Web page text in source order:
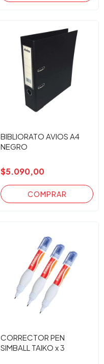
BIBLIORATO AVIOS A4
NEGRO
$5.090,00
CORRECTOR PEN
SIMBALL TAIKO x 3